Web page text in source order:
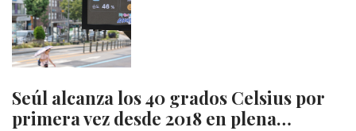
Seúl alcanza los 40 grados Celsius por
primera vez desde 2018 en plena…